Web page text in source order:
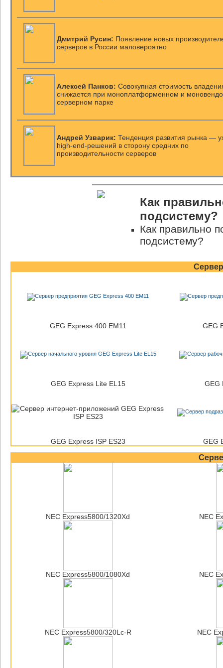
Дмитрий Русин: Появление новых
серверов в России маловероятно
Алексей Панков: Cовокупная стоимость
снижается при моноплатформенном и
серверном парке
Андрей Узварик: Тенденция развития рынка —
high-end-решений в сторону средних по
производительности серверов
Как
подсистему?
Как правильно
подсистему?
GEG Express 400 EM11 GEG
GEG Express Lite EL15 GEG
GEG Express ISP ES23 GEG
NEC Express5800/1320Xd NEC
NEC Express5800/1080Xd NEC
NEC Express5800/320Lc-R NEC